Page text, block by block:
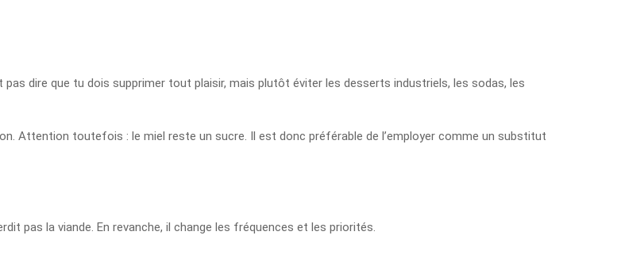
dire que tu dois supprimer tout plaisir, mais plutôt éviter les desserts industriels, les sodas, les
Attention toutefois : le miel reste un sucre. Il est donc préférable de l’employer comme un substitut
pas la viande. En revanche, il change les fréquences et les priorités.